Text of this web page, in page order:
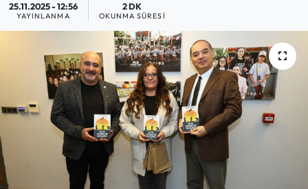
25.11.2025 - 12:56
YAYINLANMA
2 DK
OKUNMA SÜRESI